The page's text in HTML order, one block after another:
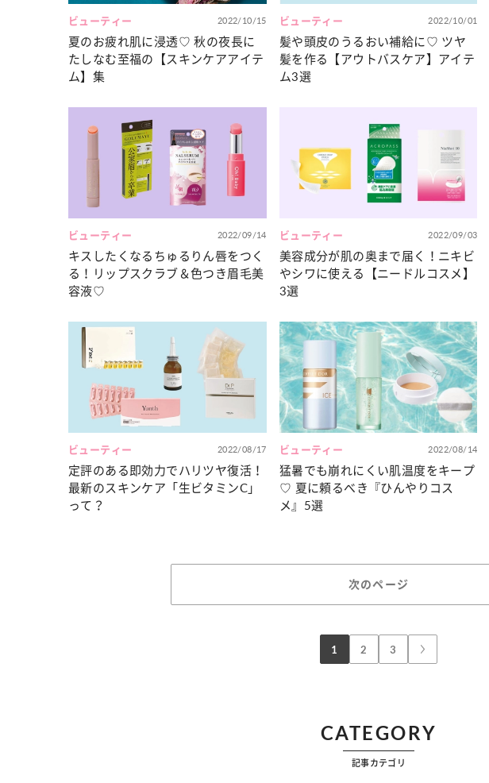
ビューティー 2022/10/15
夏のお疲れ肌に浸透♡ 秋の夜長に
たしなむ至福の【スキンケアアイテ
ム】集
ビューティー 2022/10/01
髪や頭皮のうるおい補給に♡ ツヤ
髪を作る【アウトバスケア】アイテ
ム3選
ビューティー 2022/09/14
キスしたくなるちゅるりん唇をつく
る！リップスクラブ＆色つき眉毛美
容液♡
ビューティー 2022/09/03
美容成分が肌の奥まで届く！ニキビ
やシワに使える【ニードルコスメ】
3選
ビューティー 2022/08/17
定評のある即効力でハリツヤ復活！
最新のスキンケア「生ビタミンC」
って？
ビューティー 2022/08/14
猛暑でも崩れにくい肌温度をキープ
♡ 夏に頼るべき『ひんやりコス
メ』5選
次のページ
1 2 3
CATEGORY
記事カテゴリ